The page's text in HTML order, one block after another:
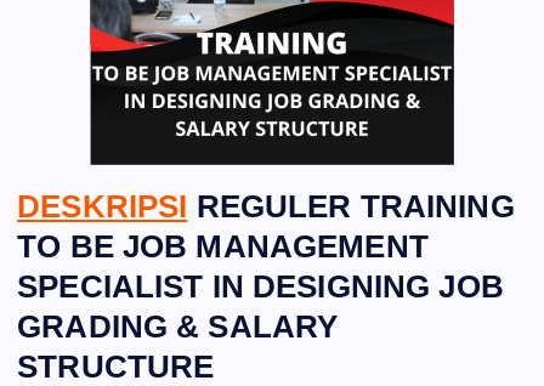
DESKRIPSI REGULER TRAINING
TO BE JOB MANAGEMENT
SPECIALIST IN DESIGNING JOB
GRADING & SALARY
STRUCTURE